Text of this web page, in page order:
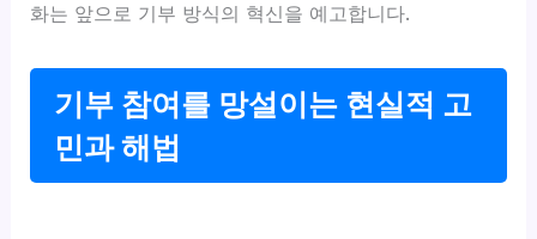
화는 앞으로 기부 방식의 혁신을 예고합니다.
기부 참여를 망설이는 현실적 고
민과 해법